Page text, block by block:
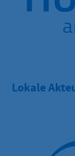
Lokale